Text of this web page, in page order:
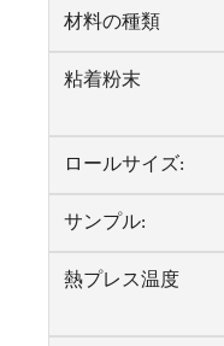
材料の種類
粘着粉末
ロールサイズ:
サンプル:
熱プレス温度